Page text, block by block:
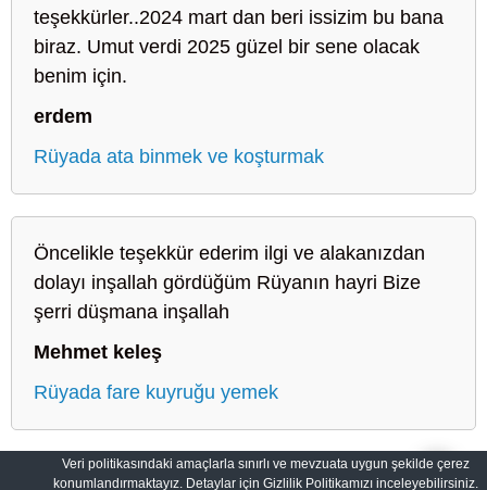
teşekkürler..2024 mart dan beri issizim bu bana
biraz. Umut verdi 2025 güzel bir sene olacak
benim için.
erdem
Rüyada ata binmek ve koşturmak
Öncelikle teşekkür ederim ilgi ve alakanızdan
dolayı inşallah gördüğüm Rüyanın hayri Bize
şerri düşmana inşallah
Mehmet keleş
Rüyada fare kuyruğu yemek
Sahih Rüyalar: Rüyaların Dilini Öğrenin Gizlilik Politikası
Veri politikasındaki amaçlarla sınırlı ve mevzuata uygun şekilde çerez
konumlandırmaktayız. Detaylar için Gizlilik Politikamızı inceleyebilirsiniz.